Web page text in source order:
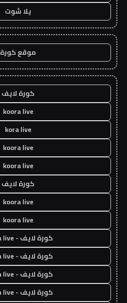
يلا شوت
موقع كورة
كورة لايف
koora live
kora live
koora live
koora live
كورة لايف
koora live
koora live
كورة لايف - koora live
كورة لايف - koora live
كورة لايف - koora live
كورة لايف - koora live